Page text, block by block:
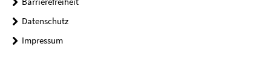
Datenschutz
Impressum